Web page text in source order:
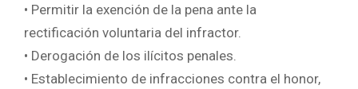
• Permitir la exención de la pena ante la
rectificación voluntaria del infractor.
• Derogación de los ilícitos penales.
• Establecimiento de infracciones contra el honor,